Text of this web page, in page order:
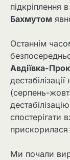
підкріплення
Бахмутом
Останнім
Авдіївка-
дестабілізації
(серпень-
спостерігати
прискорилася
Ми почали